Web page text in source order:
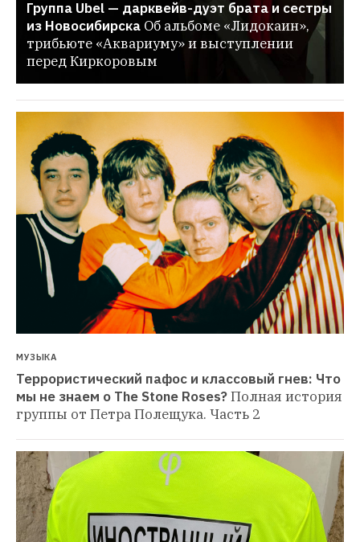
Группа Ubel — дарквейв-дуэт брата и сестры
из Новосибирска Об альбоме «Лидокаин»,
трибьюте «Аквариуму» и выступлении
перед Киркоровым
МУЗЫКА
Террористический пафос и классовый гнев: Что
мы не знаем о The Stone Roses?Полная история
группы от Петра Полещука. Часть 2